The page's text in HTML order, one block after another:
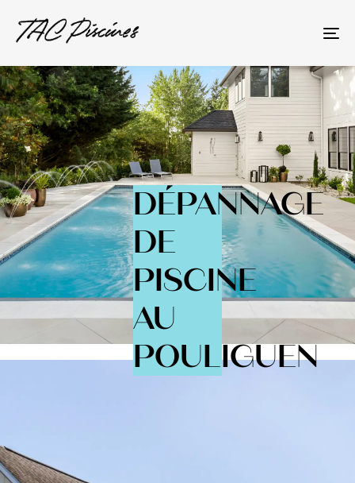
DÉPANNAGE
DE
PISCINE
AU
POULIGUEN